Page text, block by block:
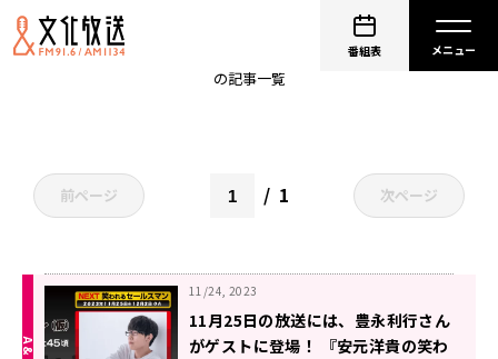
番組表
の記事一覧
前ページ 1 次ページ
11/24, 2023
11月25日の放送には、豊永利行さん
がゲストに登場！ 『安元洋貴の笑わ